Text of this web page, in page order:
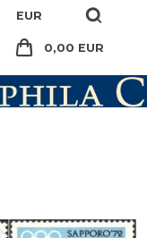
EUR
0,00 EUR